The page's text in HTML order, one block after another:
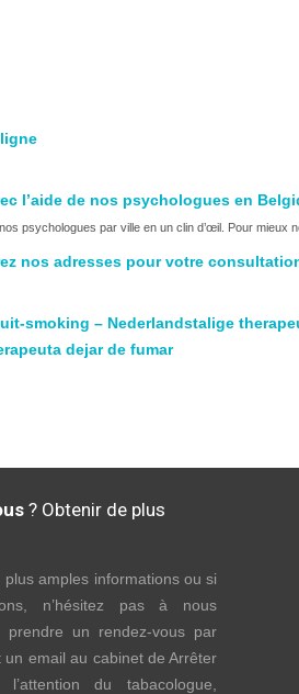
l’aide de nos psychologues en
psychologues par ville en un clin d’œil. Pour mieux
nos adresses pour votre
smoking – Nederlandstalige
dejar de fumar
? Obtenir de plus
amples informations ou si
n’hésitez pas à nous
prendre un rendez-vous par
email au cabinet de Arrêter
du tabacologue,